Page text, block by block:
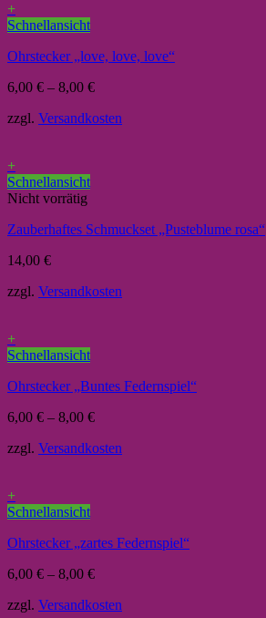
+
Schnellansicht
Ohrstecker „love, love, love“
6,00 € – 8,00 €
zzgl. Versandkosten
+
Schnellansicht
Nicht vorrätig
Zauberhaftes Schmuckset „Pusteblume rosa“
14,00 €
zzgl. Versandkosten
+
Schnellansicht
Ohrstecker „Buntes Federnspiel“
6,00 € – 8,00 €
zzgl. Versandkosten
+
Schnellansicht
Ohrstecker „zartes Federnspiel“
6,00 € – 8,00 €
zzgl. Versandkosten